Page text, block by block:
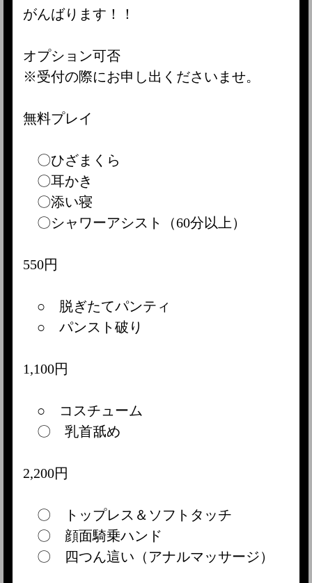
がんばります！！
オプション可否
※受付の際にお申し出くださいませ。
無料プレイ
〇ひざまくら
〇耳かき
〇添い寝
〇シャワーアシスト（60分以上）
550円
○ 脱ぎたてパンティ
○ パンスト破り
1,100円
○ コスチューム
〇 乳首舐め
2,200円
〇 トップレス＆ソフトタッチ
〇 顔面騎乗ハンド
〇 四つん這い（アナルマッサージ）